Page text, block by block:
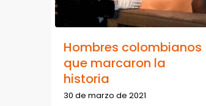
Hombres colombianos
que marcaron la
historia
30 de marzo de 2021